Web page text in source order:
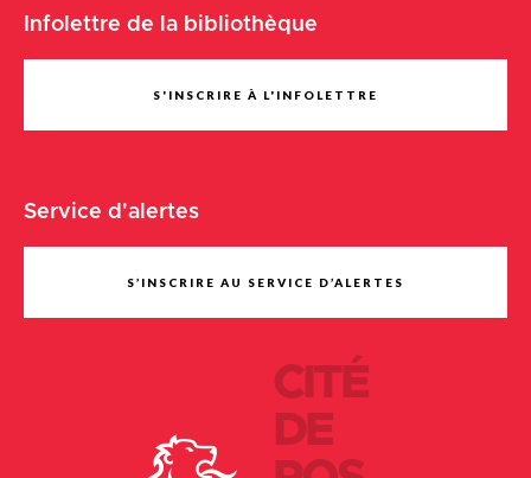
CITÉ
DE
Infolettre de la bibliothèque
S'INSCRIRE À L'INFOLETTRE
Service d'alertes
S’INSCRIRE AU SERVICE D’ALERTES